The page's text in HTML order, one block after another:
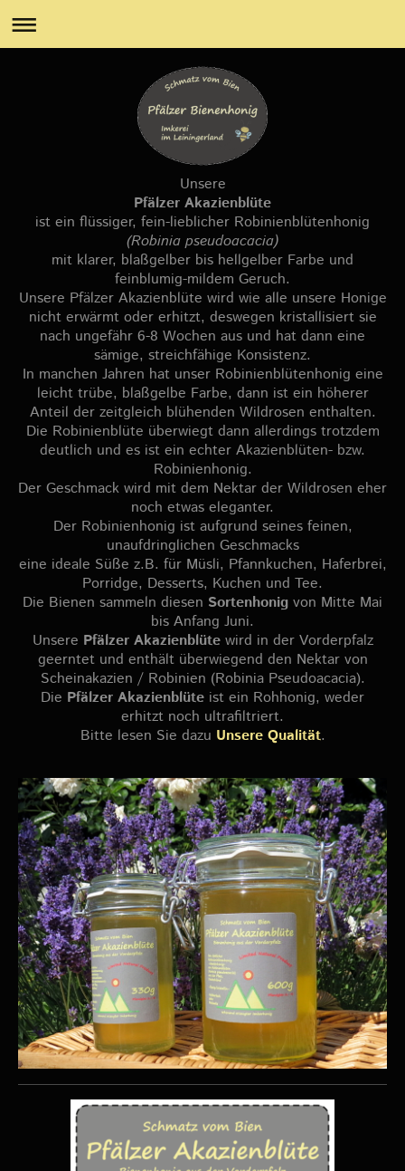
Unsere
Pfälzer Akazienblüte
ist ein flüssiger, fein-lieblicher Robinienblütenhonig
(Robinia pseudoacacia)
mit klarer, blaßgelber bis hellgelber Farbe und
feinblumig-mildem Geruch.
Unsere Pfälzer Akazienblüte wird wie alle unsere Honige
nicht erwärmt oder erhitzt, deswegen kristallisiert sie
nach ungefähr 6-8 Wochen aus und hat dann eine
sämige, streichfähige Konsistenz.
In manchen Jahren hat unser Robinienblütenhonig eine
leicht trübe, blaßgelbe Farbe, dann ist ein höherer
Anteil der zeitgleich blühenden Wildrosen enthalten.
Die Robinienblüte überwiegt dann allerdings trotzdem
deutlich und es ist ein echter Akazienblüten- bzw.
Robinienhonig.
Der Geschmack wird mit dem Nektar der Wildrosen eher
noch etwas eleganter.
Der Robinienhonig ist aufgrund seines feinen,
unaufdringlichen Geschmacks
eine ideale Süße z.B. für Müsli, Pfannkuchen, Haferbrei,
Porridge, Desserts, Kuchen und Tee.
Die Bienen sammeln diesen Sortenhonig von Mitte Mai
bis Anfang Juni.
Unsere Pfälzer Akazienblütewird in der Vorderpfalz
geerntet und enthält überwiegend den Nektar von
Scheinakazien / Robinien (Robinia Pseudoacacia).
Die Pfälzer Akazienblüte ist ein Rohhonig, weder
erhitzt noch ultrafiltriert.
Bitte lesen Sie dazu Unsere Qualität.